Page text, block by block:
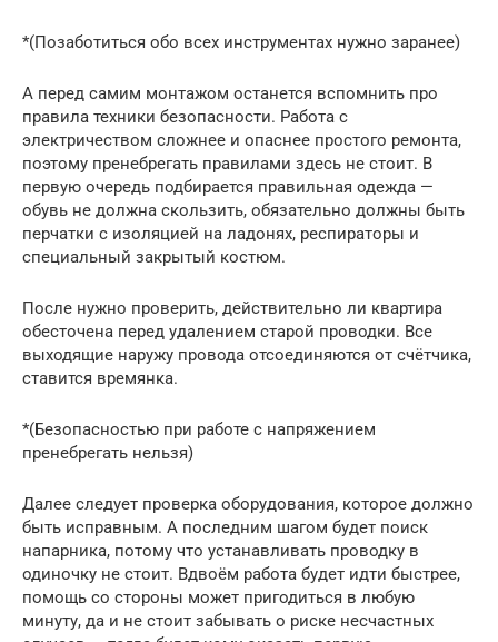
*(Позаботиться обо всех инструментах нужно заранее)
А перед самим монтажом останется вспомнить про
правила техники безопасности. Работа с
электричеством сложнее и опаснее простого ремонта,
поэтому пренебрегать правилами здесь не стоит. В
первую очередь подбирается правильная одежда —
обувь не должна скользить, обязательно должны быть
перчатки с изоляцией на ладонях, респираторы и
специальный закрытый костюм.
После нужно проверить, действительно ли квартира
обесточена перед удалением старой проводки. Все
выходящие наружу провода отсоединяются от счётчика,
ставится времянка.
*(Безопасностью при работе с напряжением
пренебрегать нельзя)
Далее следует проверка оборудования, которое должно
быть исправным. А последним шагом будет поиск
напарника, потому что устанавливать проводку в
одиночку не стоит. Вдвоём работа будет идти быстрее,
помощь со стороны может пригодиться в любую
минуту, да и не стоит забывать о риске несчастных